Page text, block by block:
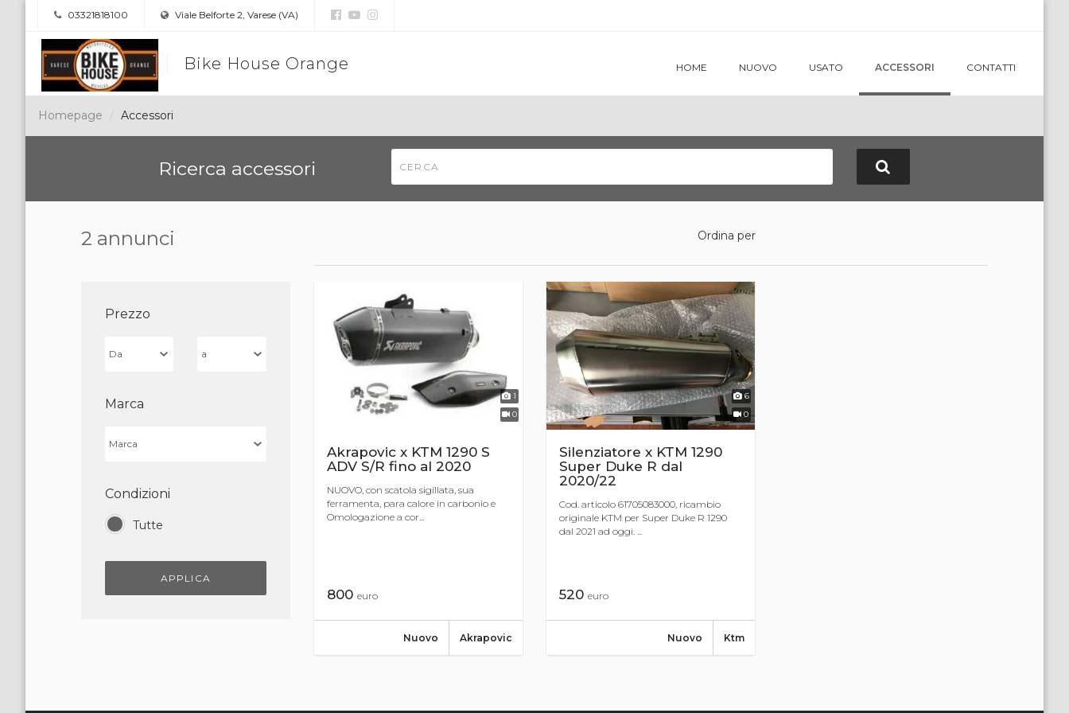
03321818100 Viale Belforte 2, Varese (VA)
Bike House Orange HOME NUOVO USATO ACCESSORI CONTATTI
Homepage Accessori
Ricerca accessori
2 annunci Ordina per
Prezzo
Marca
Condizioni
Tutte
APPLICA
1
0
Akrapovic x KTM 1290 S
ADV S/R fino al 2020
NUOVO, con scatola sigillata, sua
ferramenta, para calore in carbonio e
Omologazione a cor...
800 euro
Akrapovic
Nuovo
6
0
Silenziatore x KTM 1290
Super Duke R dal
2020/22
Cod. articolo 61705083000, ricambio
originale KTM per Super Duke R 1290
dal 2021 ad oggi. ...
520 euro
Ktm
Nuovo